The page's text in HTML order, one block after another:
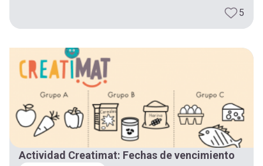
5
Actividad Creatimat: Fechas de vencimiento